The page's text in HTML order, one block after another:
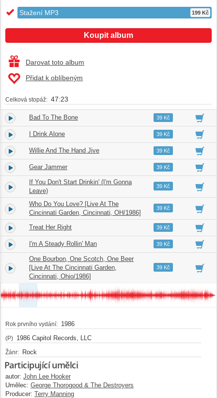
Stažení MP3 199 Kč
Koupit album
Darovat toto album
Přidat k oblíbeným
Celková stopáž: 47:23
1. Bad To The Bone 04:5239 Kč
2. I Drink Alone 04:3239 Kč
3. Willie And The Hand Jive 04:0139 Kč
4. Gear Jammer 04:3239 Kč
5.
If You Don't Start Drinkin' (I'm Gonna
Leave)
04:1239 Kč
6.
Who Do You Love? [Live At The
Cincinnati Garden, Cincinnati, OH/1986]
05:1539 Kč
7. Treat Her Right 03:3239 Kč
8. I'm A Steady Rollin' Man 03:4339 Kč
9.
One Bourbon, One Scotch, One Beer
[Live At The Cincinnati Garden,
Cincinnati, Ohio/1986]
05:4839 Kč
Rok prvního vydání: 1986
(P) 1986 Capitol Records, LLC
Žánr: Rock
Participující umělci
autor: John Lee Hooker
Umělec: George Thorogood & The Destroyers
Producer: Terry Manning